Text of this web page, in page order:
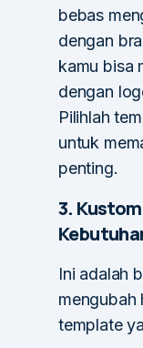
bebas
dengan
kamu bisa
dengan
Pilihlah
untuk
penting.
3.
Ini adalah
mengubah
template